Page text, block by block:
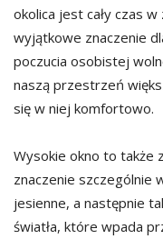
okolica jest cały czas
wyjątkowe znaczenie
poczucia osobistej
naszą przestrzeń
się w niej komfortowo.
Wysokie okno to także
znaczenie szczególnie
jesienne, a następnie
światła, które wpada